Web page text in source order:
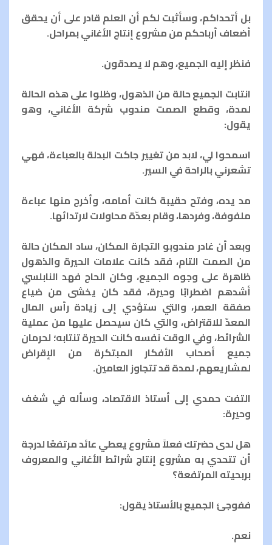
بل أتحداكم، وسأثبت لكم أن العلم قادر على أن يحقق
أضعاف أرباحكم من مشروع إنتاج الأغاني بمراحل.
فنظر إليه الجميع، وهم لا يصدقون.
انتابت الجميع حالة من الذهول، وظلوا على هذه الحالة
لمدة، وقطع الصمت مندوب شركة الأغاني، وهو
يقول:
اسمحوا لي، لابد من تغيير جاكت البدلة بالعباءة، فهي
تشعرني بالراحة في السير.
مد يده، وفتح حقيبة كانت أمامه، وأخرج منها عباءة
ملفوفة، وفردها، وقام بعدّة محاولات لارتدائها.
وبعد أن غادر مندوبو التجارة المكان، ساد المكان حالة
من الصمت التام، فقد كانت علامات الحيرة والذهول
ظاهرة على وجوه الجميع، وكان الحاج فهد النابلسي
أشدهم اضطرابًا وحيرة، فقد كان يخشى من ضياع
صفقة العمر، والتي ستؤدي إلى زيادة رأس المال
المعدّ للاقتراض، والتي كان سيحصل عليها من عملية
الشرائط، وفي الوقت نفسه كانت الحيرة تنتابه؛ لحرمان
جميع أصحاب الأفكار المبتكرة من الإقراض
لمشاريعهم، لمدة قد تتجاوز العامين.
التفت حمدي إلى أستاذ الاقتصاد، وسأله في شغف
وحيرة:
هل لدى حضرتك فعلاً مشروع يعطي عائد مرتفعًا لدرجة
أن تتحدي به مشروع إنتاج شرائط الأغاني والمعروف
بربحيته المرتفعة؟
ففوجئ الجميع بالأستاذ يقول:
نعم.